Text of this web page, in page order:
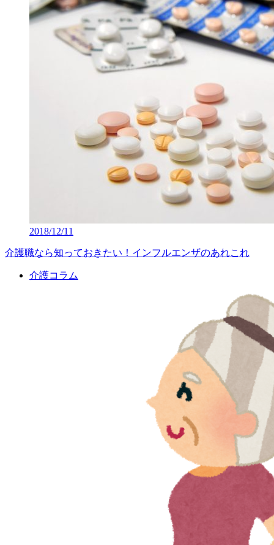
2018/12/11
介護職なら知っておきたい！インフルエンザのあれこれ
介護コラム